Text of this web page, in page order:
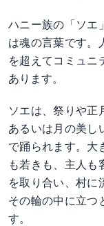
ハニー族の「ソエ
は魂の言葉です。
を超えてコミュニ
あります。
ソエは、祭りや正
あるいは月の美し
で踊られます。大
も若きも、主人も
を取り合い、村に
その輪の中に立つ
す。